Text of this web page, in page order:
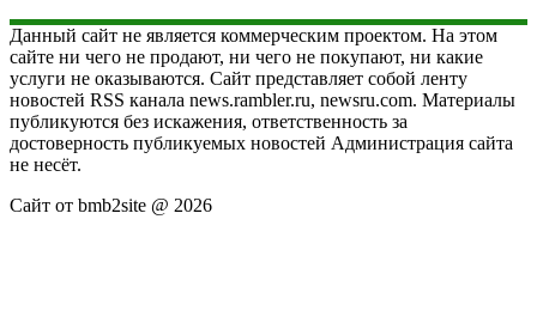
Данный сайт не является коммерческим проектом. На этом
сайте ни чего не продают, ни чего не покупают, ни какие
услуги не оказываются. Сайт представляет собой ленту
новостей RSS канала news.rambler.ru, newsru.com. Материалы
публикуются без искажения, ответственность за
достоверность публикуемых новостей Администрация сайта
не несёт.
Сайт от bmb2site @ 2026